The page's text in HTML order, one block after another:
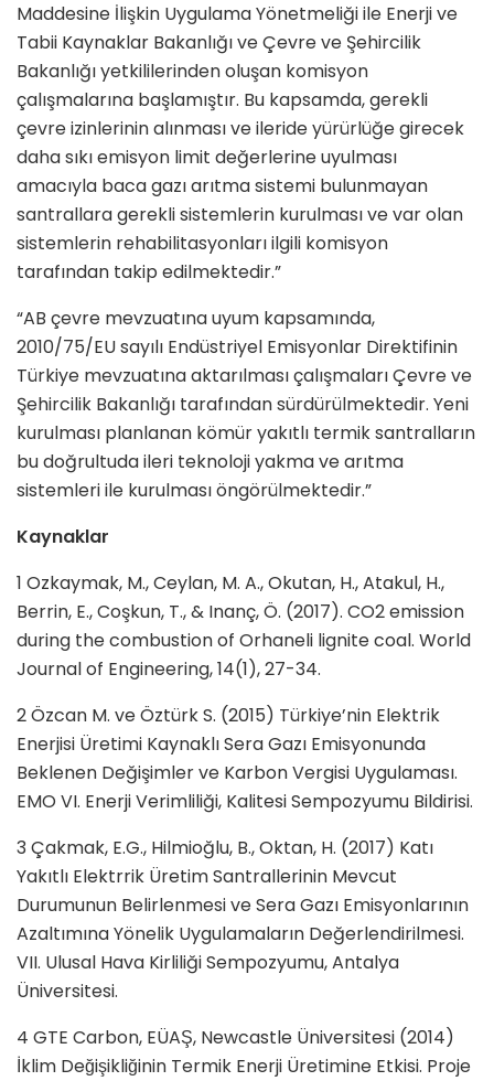
Maddesine İlişkin Uygulama Yönetmeliği ile Enerji ve
Tabii Kaynaklar Bakanlığı ve Çevre ve Şehircilik
Bakanlığı yetkililerinden oluşan komisyon
çalışmalarına başlamıştır. Bu kapsamda, gerekli
çevre izinlerinin alınması ve ileride yürürlüğe girecek
daha sıkı emisyon limit değerlerine uyulması
amacıyla baca gazı arıtma sistemi bulunmayan
santrallara gerekli sistemlerin kurulması ve var olan
sistemlerin rehabilitasyonları ilgili komisyon
tarafından takip edilmektedir.”
“AB çevre mevzuatına uyum kapsamında,
2010/75/EU sayılı Endüstriyel Emisyonlar Direktifinin
Türkiye mevzuatına aktarılması çalışmaları Çevre ve
Şehircilik Bakanlığı tarafından sürdürülmektedir. Yeni
kurulması planlanan kömür yakıtlı termik santralların
bu doğrultuda ileri teknoloji yakma ve arıtma
sistemleri ile kurulması öngörülmektedir.”
Kaynaklar
1 Ozkaymak, M., Ceylan, M. A., Okutan, H., Atakul, H.,
Berrin, E., Coşkun, T., & Inanç, Ö. (2017). CO2 emission
during the combustion of Orhaneli lignite coal. World
Journal of Engineering, 14(1), 27-34.
2 Özcan M. ve Öztürk S. (2015) Türkiye’nin Elektrik
Enerjisi Üretimi Kaynaklı Sera Gazı Emisyonunda
Beklenen Değişimler ve Karbon Vergisi Uygulaması.
EMO VI. Enerji Verimliliği, Kalitesi Sempozyumu Bildirisi.
3 Çakmak, E.G., Hilmioğlu, B., Oktan, H. (2017) Katı
Yakıtlı Elektrrik Üretim Santrallerinin Mevcut
Durumunun Belirlenmesi ve Sera Gazı Emisyonlarının
Azaltımına Yönelik Uygulamaların Değerlendirilmesi.
VII. Ulusal Hava Kirliliği Sempozyumu, Antalya
Üniversitesi.
4 GTE Carbon, EÜAŞ, Newcastle Üniversitesi (2014)
İklim Değişikliğinin Termik Enerji Üretimine Etkisi. Proje